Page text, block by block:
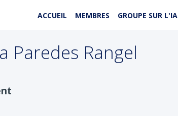
ACCUEIL MEMBRES GROUPE SUR L'IA
Paredes Rangel